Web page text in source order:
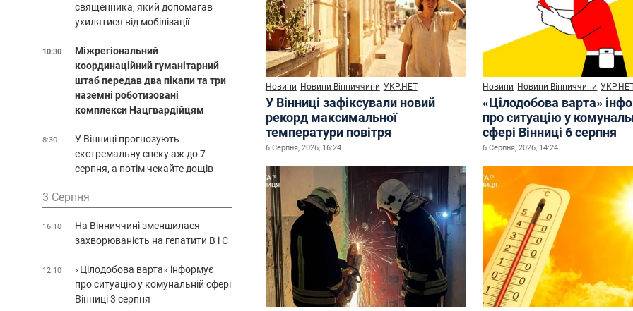
Новини Новини Вінниччини УКР.НЕТ
У Вінниці зафіксували новий
рекорд максимальної
температури повітря
6 Серпня, 2026, 16:24
Новини Новини Вінниччини
«Цілодобова варта»
про ситуацію у
сфері Вінниці 6 серпня
6 Серпня, 2026, 14:24
священника, який допомагав
ухилятися від мобілізації
10:30
Міжрегіональний
координаційний гуманітарний
штаб передав два пікапи та три
наземні роботизовані
комплекси Нацгвардійцям
8:30
У Вінниці прогнозують
екстремальну спеку аж до 7
серпня, а потім чекайте дощів
3 Серпня
16:10
На Вінниччині зменшилася
захворюваність на гепатити В і С
12:10
«Цілодобова варта» інформує
про ситуацію у комунальній сфері
Вінниці 3 серпня